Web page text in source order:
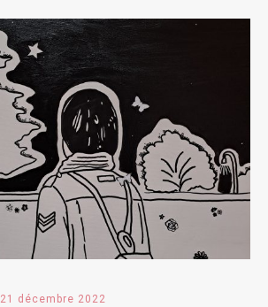
21 décembre 2022